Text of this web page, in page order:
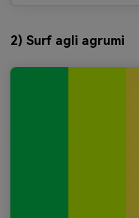
2) Surf agli agrumi